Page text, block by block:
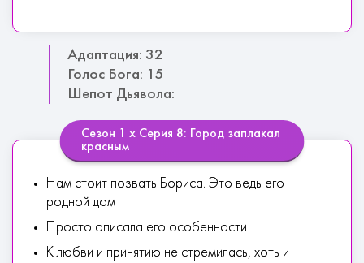
Адаптация: 32
Голос Бога: 15
Шепот Дьявола:
Сезон 1 х Серия 8: Город заплакал
красным
Нам стоит позвать Бориса. Это ведь его
родной дом
Просто описала его особенности
К любви и принятию не стремилась, хоть и